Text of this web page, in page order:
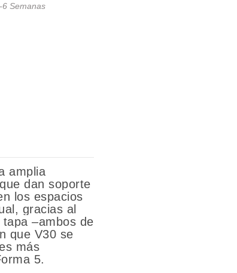
6 Semanas
amplia
dan soporte
los espacios
gracias al
–ambos de
que V30 se
más
5.